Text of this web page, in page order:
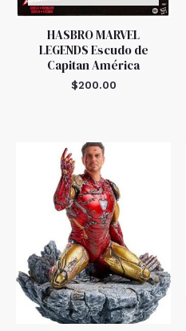
HASBRO MARVEL
LEGENDS Escudo de
Capitan América
$200.00